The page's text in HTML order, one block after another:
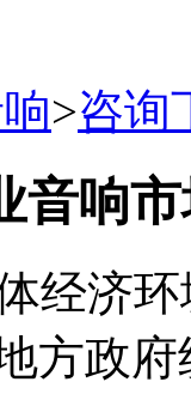
>咨询
音响
济环
方政